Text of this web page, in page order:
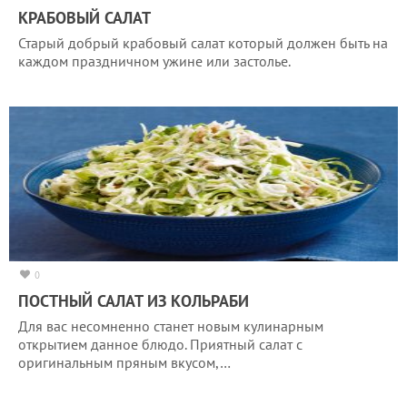
КРАБОВЫЙ САЛАТ
Старый добрый крабовый салат который должен быть на
каждом праздничном ужине или застолье.
0
ПОСТНЫЙ САЛАТ ИЗ КОЛЬРАБИ
Для вас несомненно станет новым кулинарным
открытием данное блюдо. Приятный салат с
оригинальным пряным вкусом,…